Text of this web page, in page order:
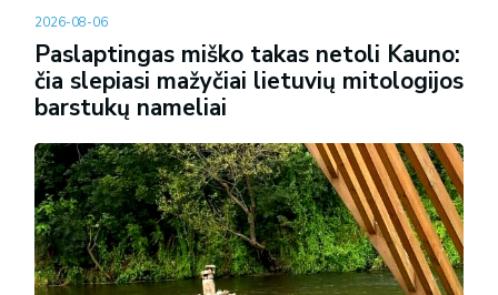
2026-08-06
Paslaptingas miško takas netoli Kauno:
čia slepiasi mažyčiai lietuvių mitologijos
barstukų nameliai